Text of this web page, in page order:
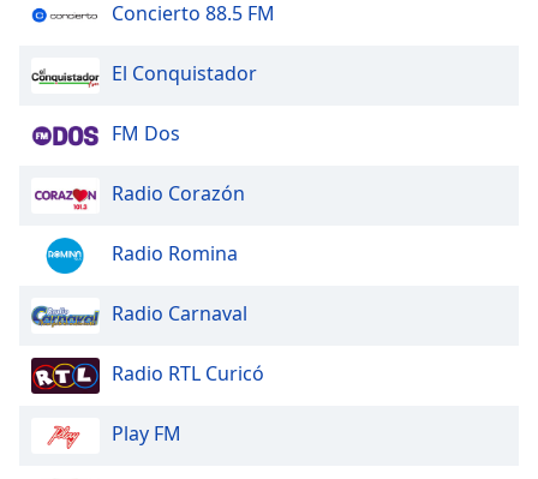
window.
window.
Text
Concierto 88.5 FM
El Conquistador
FM Dos
Radio Corazón
Radio Romina
Radio Carnaval
Radio RTL Curicó
Play FM